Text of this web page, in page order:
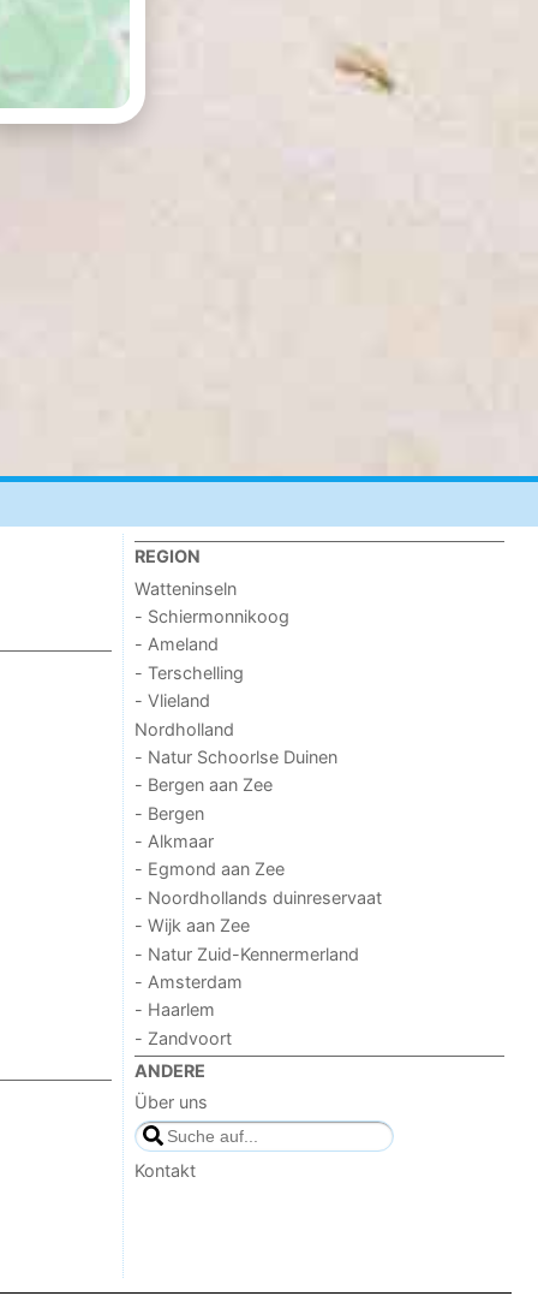
REGION
Watteninseln
- Schiermonnikoog
- Ameland
- Terschelling
- Vlieland
Nordholland
- Natur Schoorlse Duinen
- Bergen aan Zee
- Bergen
- Alkmaar
- Egmond aan Zee
- Noordhollands duinreservaat
- Wijk aan Zee
- Natur Zuid-Kennermerland
- Amsterdam
- Haarlem
- Zandvoort
ANDERE
Über uns
Kontakt